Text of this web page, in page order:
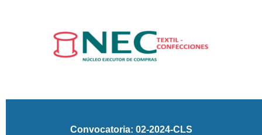
Convocatoria: 02-2024-CLS